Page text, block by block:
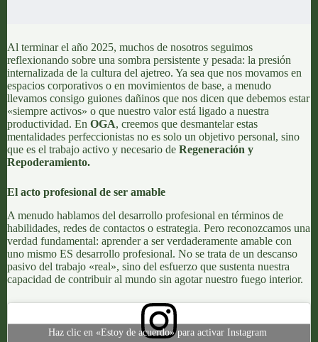
Al terminar el año 2025, muchos de nosotros seguimos
reflexionando sobre una sombra persistente y pesada: la presión
internalizada de la cultura del ajetreo. Ya sea que nos movamos en
espacios corporativos o en movimientos de base, a menudo
llevamos consigo guiones dañinos que nos dicen que debemos estar
«siempre activos» o que nuestro valor está ligado a nuestra
productividad. En OGA, creemos que desmantelar estas
mentalidades perfeccionistas no es solo un objetivo personal, sino
que es el trabajo activo y necesario de Regeneración y
Repoderamiento.
El acto profesional de ser amable
A menudo hablamos del desarrollo profesional en términos de
habilidades, redes de contactos o estrategia. Pero reconozcamos una
verdad fundamental: aprender a ser verdaderamente amable con
uno mismo ES desarrollo profesional. No se trata de un descanso
pasivo del trabajo «real», sino del esfuerzo que sustenta nuestra
capacidad de contribuir al mundo sin agotar nuestro fuego interior.
Haz clic en «Estoy de acuerdo» para activar Instagram